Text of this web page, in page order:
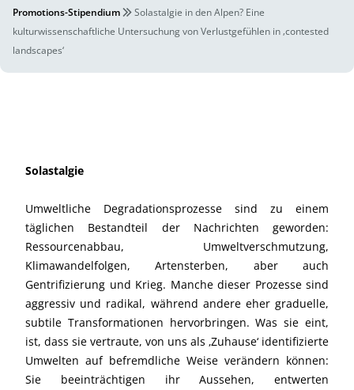
Promotions-Stipendium
Solastalgie in den Alpen? Eine
kulturwissenschaftliche Untersuchung von Verlustgefühlen in ‚contested
landscapes‘
Solastalgie
Umweltliche Degradationsprozesse sind zu einem
täglichen Bestandteil der Nachrichten geworden:
Ressourcenabbau, Umweltverschmutzung,
Klimawandelfolgen, Artensterben, aber auch
Gentrifizierung und Krieg. Manche dieser Prozesse sind
aggressiv und radikal, während andere eher graduelle,
subtile Transformationen hervorbringen. Was sie eint,
ist, dass sie vertraute, von uns als ‚Zuhause‘ identifizierte
Umwelten auf befremdliche Weise verändern können:
Sie beeinträchtigen ihr Aussehen, entwerten